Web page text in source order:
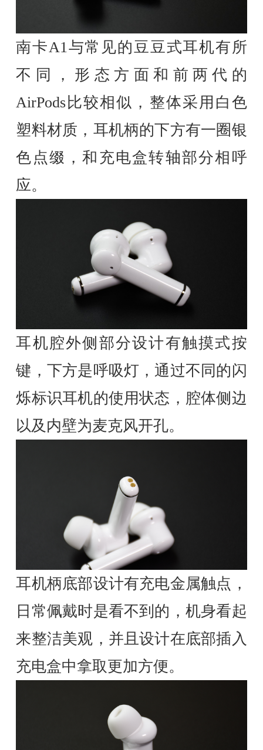
南卡A1与常见的豆豆式耳机有所
不同，形态方面和前两代的
AirPods比较相似，整体采用白色
塑料材质，耳机柄的下方有一圈银
色点缀，和充电盒转轴部分相呼
应。
耳机腔外侧部分设计有触摸式按
键，下方是呼吸灯，通过不同的闪
烁标识耳机的使用状态，腔体侧边
以及内壁为麦克风开孔。
耳机柄底部设计有充电金属触点，
日常佩戴时是看不到的，机身看起
来整洁美观，并且设计在底部插入
充电盒中拿取更加方便。